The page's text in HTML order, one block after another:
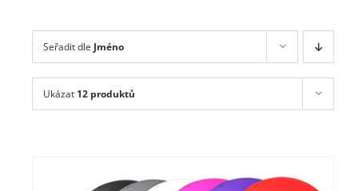
Seřadit dle Jméno
Ukázat 12 produktů